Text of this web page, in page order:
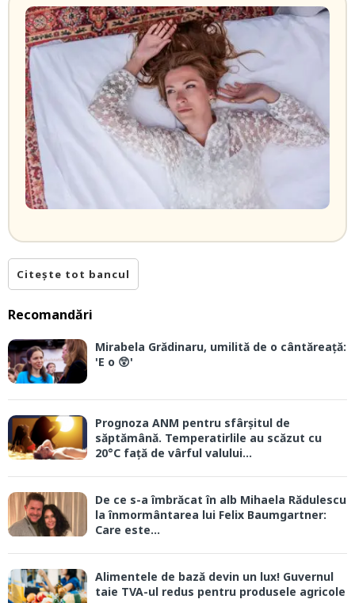
Citește tot bancul
Recomandări
Mirabela Grădinaru, umilită de o cântăreață:
'E o 😲'
Prognoza ANM pentru sfârșitul de
săptămână. Temperatirlile au scăzut cu
20°C față de vârful valului...
De ce s-a îmbrăcat în alb Mihaela Rădulescu
la înmormântarea lui Felix Baumgartner:
Care este...
Alimentele de bază devin un lux! Guvernul
taie TVA-ul redus pentru produsele agricole